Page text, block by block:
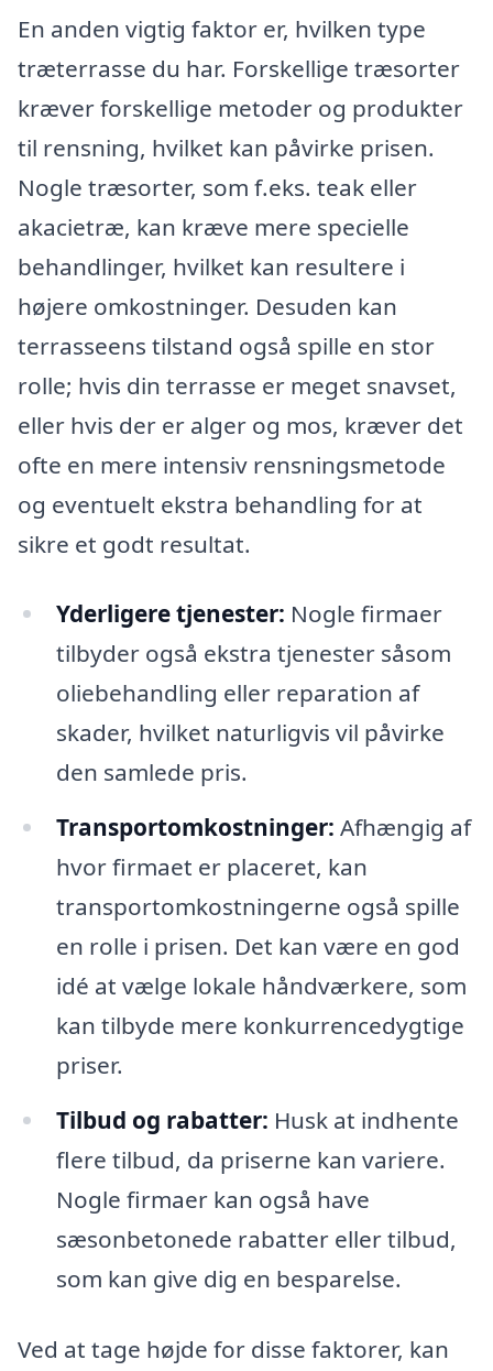
En anden vigtig faktor er, hvilken type
træterrasse du har. Forskellige træsorter
kræver forskellige metoder og produkter
til rensning, hvilket kan påvirke prisen.
Nogle træsorter, som f.eks. teak eller
akacietræ, kan kræve mere specielle
behandlinger, hvilket kan resultere i
højere omkostninger. Desuden kan
terrasseens tilstand også spille en stor
rolle; hvis din terrasse er meget snavset,
eller hvis der er alger og mos, kræver det
ofte en mere intensiv rensningsmetode
og eventuelt ekstra behandling for at
sikre et godt resultat.
Yderligere tjenester: Nogle firmaer
tilbyder også ekstra tjenester såsom
oliebehandling eller reparation af
skader, hvilket naturligvis vil påvirke
den samlede pris.
Transportomkostninger: Afhængig af
hvor firmaet er placeret, kan
transportomkostningerne også spille
en rolle i prisen. Det kan være en god
idé at vælge lokale håndværkere, som
kan tilbyde mere konkurrencedygtige
priser.
Tilbud og rabatter: Husk at indhente
flere tilbud, da priserne kan variere.
Nogle firmaer kan også have
sæsonbetonede rabatter eller tilbud,
som kan give dig en besparelse.
Ved at tage højde for disse faktorer, kan